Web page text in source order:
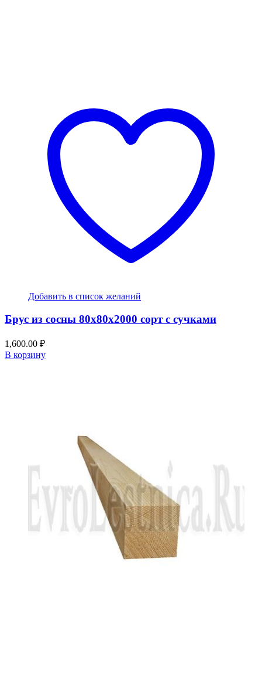
Добавить в список желаний
Брус из сосны 80x80x2000 сорт с сучками
1,600.00 ₽
В корзину